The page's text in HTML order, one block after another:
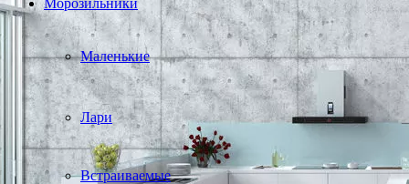
Морозильники
Маленькие
Лари
Встраиваемые